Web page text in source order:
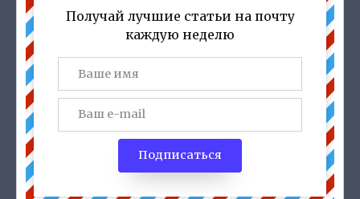
Получай лучшие статьи на почту
каждую неделю
Подписаться